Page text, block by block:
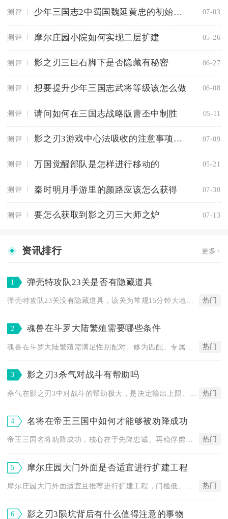
测评 少年三国志2中蜀国魏延黄忠的初始属性如何 07-03
测评 摩尔庄园小院如何实现二层扩建 05-26
测评 影之刃三巨石脚下是否隐藏有秘密 06-27
测评 想要提升少年三国志武将等级该怎么做 06-08
测评 请问如何在三国志战略版曹丕中制胜 05-11
测评 影之刃3游戏中心法吸收的注意事项有哪些 07-09
测评 万国觉醒部队是怎样进行移动的 05-21
测评 秦时明月手游里的颜路应该怎么获得 07-30
测评 要怎么获取到影之刃三大师之炉 07-13
资讯排行 更多+
1 弹壳特攻队23关是否有隐藏道具
热门
2 魂兽在斗罗大陆繁殖需要哪些条件
热门
3 影之刃3杀气对战斗有帮助吗
热门
4 名将在帝王三国中如何才能够被劝降成功
帝王三国名将劝降成功，核心在于先降忠诚、再稳俘虏、高智游说、... 热门
5 摩尔庄园大门外面是否适宜进行扩建工程
热门
6 影之刃3陨坑背后有什么值得注意的事物